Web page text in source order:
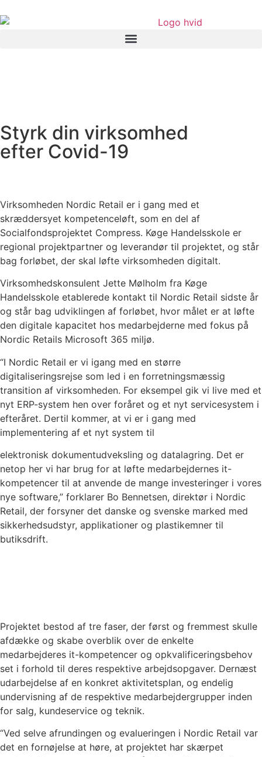
Styrk din virksomhed
efter Covid-19
Virksomheden Nordic Retail er i gang med et
skræddersyet kompetenceløft, som en del af
Socialfondsprojektet Compress. Køge Handelsskole er
regional projektpartner og leverandør til projektet, og står
bag forløbet, der skal løfte virksomheden digitalt.
Virksomhedskonsulent Jette Mølholm fra Køge
Handelsskole etablerede kontakt til Nordic Retail sidste år
og står bag udviklingen af forløbet, hvor målet er at løfte
den digitale kapacitet hos medarbejderne med fokus på
Nordic Retails Microsoft 365 miljø.
“I Nordic Retail er vi igang med en større
digitaliseringsrejse som led i en forretningsmæssig
transition af virksomheden. For eksempel gik vi live med et
nyt ERP-system hen over foråret og et nyt servicesystem i
efteråret. Dertil kommer, at vi er i gang med
implementering af et nyt system til
elektronisk dokumentudveksling og datalagring. Det er
netop her vi har brug for at løfte medarbejdernes it-
kompetencer til at anvende de mange investeringer i vores
nye software,” forklarer Bo Bennetsen, direktør i Nordic
Retail, der forsyner det danske og svenske marked med
sikkerhedsudstyr, applikationer og plastikemner til
butiksdrift.
Projektet bestod af tre faser, der først og fremmest skulle
afdække og skabe overblik over de enkelte
medarbejderes it-kompetencer og opkvalificeringsbehov
set i forhold til deres respektive arbejdsopgaver. Dernæst
udarbejdelse af en konkret aktivitetsplan, og endelig
undervisning af de respektive medarbejdergrupper inden
for salg, kundeservice og teknik.
“Ved selve afrundingen og evalueringen i Nordic Retail var
det en fornøjelse at høre, at projektet har skærpet